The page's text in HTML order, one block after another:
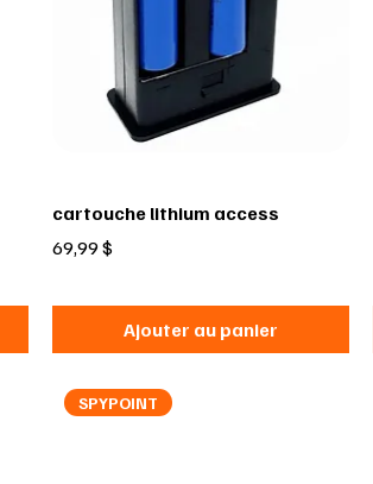
cartouche lithium access
Prix
69,99 $
Ajouter au panier
SPYPOINT